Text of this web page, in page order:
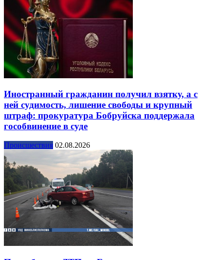
Иностранный гражданин получил взятку, а с
ней судимость, лишение свободы и крупный
штраф: прокуратура Бобруйска поддержала
гособвинение в суде
Происшествия 02.08.2026